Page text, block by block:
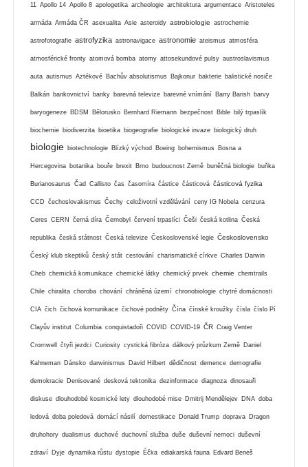
11 Apollo 14 Apollo 8 apologetika archeologie architektura argumentace Aristoteles
armáda Armáda ČR asexualita Asie asteroidy astrobiologie astrochemie
astrofotografie astrofyzika astronavigace astronomie ateismus atmosféra
atmosférické fronty atomová bomba atomy attosekundové pulsy austroslavismus
auta autismus Aztékové Bachův absolutismus Bajkonur bakterie balistické nosiče
Balkán bankovnictví banky barevná televize barevné vnímání Barry Barish barvy
baryogeneze BDSM Bělorusko Bernhard Riemann bezpečnost Bible bilý trpaslík
biochemie biodiverzita bioetika biogeografie biologické invaze biologický druh
biologie biotechnologie Blízký východ Boeing bohemismus Bosna a
Hercegovina botanika bouře brexit Brno budoucnost Země buněčná biologie buňka
Burianosaurus Čad Callisto čas časomíra částice částicová částicová fyzika
CCD čechoslovakismus Čechy celoživotní vzdělávání ceny IG Nobela cenzura
Ceres CERN černá díra Černobyl červení trpaslíci Češi česká kotlina Česká
republika česká státnost Česká televize Československé legie Československo
Český klub skeptiků český stát cestování charismatické církve Charles Darwin
Cheb chemická komunikace chemické látky chemický prvek chemie chemtrails
Chile chiralita choroba chování chráněná území chronobiologie chytré domácnosti
CIA čich čichová komunikace čichové podněty Čína čínské kroužky čísla číslo Pí
Clayův institut Columbia conquistadoři COVID COVID-19 ČR Craig Venter
Cromwell čtyři jezdci Curiosity cystická fibróza dálkový průzkum Země Daniel
Kahneman Dánsko darwinismus David Hilbert dědičnost demence demografie
demokracie Denisované desková tektonika dezinformace diagnoza dinosauři
diskuse dlouhodobé kosmické lety dlouhodobé mise Dmitrij Mendělejev DNA doba
ledová doba poledová domácí násilí domestikace Donald Trump doprava Dragon
druhohory dualismus duchové duchovní služba duše duševní nemoci duševní
zdraví Dyje dynamika růstu dystopie Éčka ediakarská fauna Edvard Beneš